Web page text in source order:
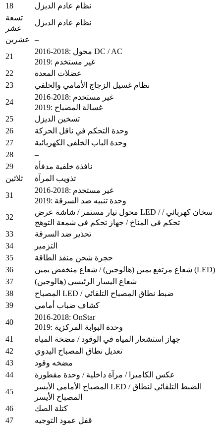
18
نظام عادم الديزل
تسعة
عشر
نظام عادم الديزل
عشرين
–
21
2016-2018: محول DC / AC
2019: غير مستخدم
22
عضلات المعدة
23
نظام غسيل الزجاج الأمامي والخلفي
24
2016-2018: غير مستخدم
2019: غسالة المصباح
25
تسخين الديزل
26
وحدة التحكم في ناقل الحركة
27
وحدة الباب الخلفي الكهربائية
28
–
29
نافذة خلفية مدفأة
ثلاثين
تذويب المرآة
31
2016-2018: غير مستخدم
2019: وحدة تنبيه ضد السرقة
32
محول تيار مستمر / شاشة عرض LED / سخان كهربائي /
تحكم في المناخ / جهاز تحكم في شمعة التوهج
33
تحذير ضد السرقة
34
التزمير
35
حجرة شحن منفذ الطاقة
36
شعاع مرتفع يمين (هالوجين) / شعاع منخفض يمين (LED)
37
شعاع اليسار الرئيسي (هالوجين)
38
المصباح LED / ضبط نطاق المصباح التلقائي
39
كشاف ضباب أمامي
40
2016-2018: OnStar
2019: وحدة البوابة المركزية
41
جهاز استشعار المياه في الوقود / مضخة المياه
42
تعديل نطاق المصباح اليدوي
43
مضخه وقود
44
عكس الكاميرا / مرآة داخلية / وحدة مقطورة
45
المصباح الأمامي الأيسر LED / الضبط التلقائي لنطاق
المصباح الأيسر
46
كتلة الصك
47
قفل عمود التوجيه